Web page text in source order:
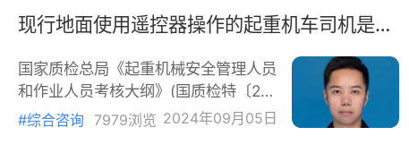
王女士主张预期利益损失，亦应考虑2024年5月3
日蓝天公司工作人员告知王女士收房，但王女士并未及
时收房，至2024年7月方将涉案房屋另行出租，故因其
未及时收房造成损失扩大部分，该部分损失应由其自行
承担。
午13:00-14:00时段，间隔20分钟拨
投诉：登录银保监会官网，通过在线投
诉渠道提交材料，需实名认证并提供详
细证据。邮寄投诉：将举报对象、事
现行地面使用遥控器操作的起重机车司机是否强制配备指挥人员？
国家质检总局《起重机械安全管理人员
和作业人员考核大纲》(国质检特〔20
13〕680号，2014年3月1日起实施）
#综合咨询 7979浏览 2024年09月05日